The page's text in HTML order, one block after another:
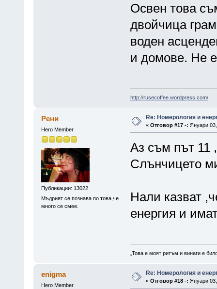
Освен това
двойчица
воден
и домове. Не
http://rusecoffee.wordpress.com/
Рени
Hero Member
Публикации: 13022
Мъдрият се познава по това,че
много се смее.
Re: Номерология и
« Отговор #17 -: Януари
Аз съм път 11
Слънчицето
Нали казват
енергия и
„Това е моят ритъм и винаги е
enigma
Hero Member
Re: Номерология и
« Отговор #18 -: Януари